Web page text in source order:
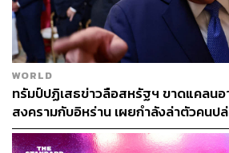
ขณะเดียวกันกระแสขวาแบบทรัมป์อาจ
ธรรมให้แก่การยึดครองดินแดนของผู้นำ
ทรัมป์จะทำให้โลกตะวันตกกระอักกระอ่
สหรัฐฯ ไม่เป็นเสรีนิยม แต่เป็นจักรวรรดิ
และรัสเซีย และดำเนินไปในกรอบ
คิดและความเชื่อของทรัมป์ ดร.สุรชาติ
WORLD
ทรัมป์ปฏิเสธข่าวลือสหรัฐฯ ขาดแคลนอ
สงครามกับอิหร่าน เผยกำลังล่าตัวคนป